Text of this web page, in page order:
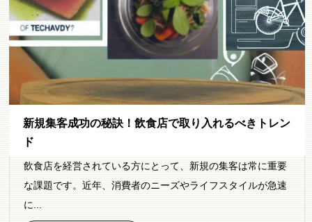
新規集客成功の秘訣！飲食店で取り入れるべきトレン
ド
飲食店を経営されている方にとって、新規の集客は常に重要
な課題です。近年、消費者のニーズやライフスタイルが急速
に...